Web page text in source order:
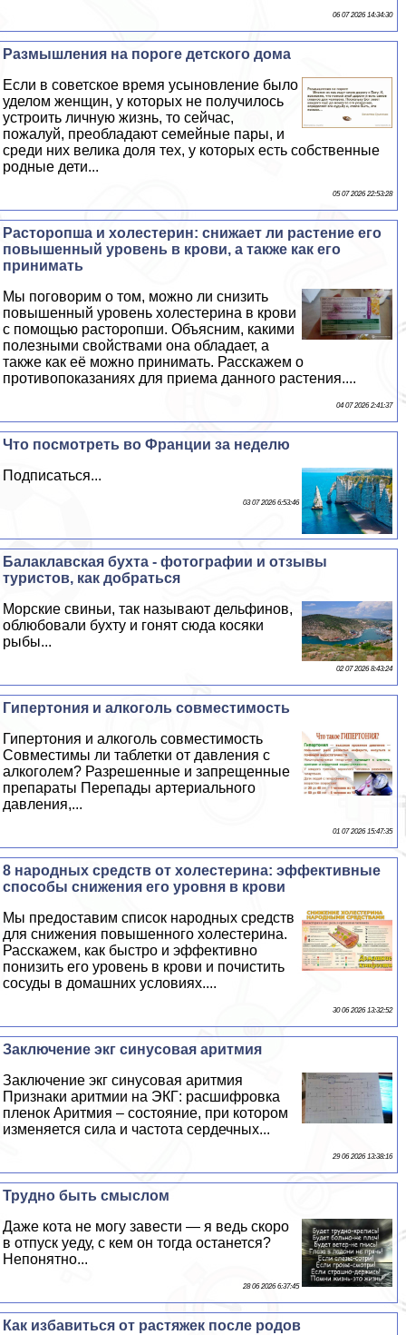
06 07 2026 14:34:30
Размышления на пороге детского дома
Если в советское время усыновление было
уделом женщин, у которых не получилось
устроить личную жизнь, то сейчас,
пожалуй, преобладают семейные пары, и
среди них велика доля тех, у которых есть собственные
родные дети...
05 07 2026 22:53:28
Расторопша и холестерин: снижает ли растение его
повышенный уровень в крови, а также как его
принимать
Мы поговорим о том, можно ли снизить
повышенный уровень холестерина в крови
с помощью расторопши. Объясним, какими
полезными свойствами она обладает, а
также как её можно принимать. Расскажем о
противопоказаниях для приема данного растения....
04 07 2026 2:41:37
Что посмотреть во Франции за неделю
Подписаться...
03 07 2026 6:53:46
Балаклавская бухта - фотографии и отзывы
туристов, как добраться
Морские свиньи, так называют дельфинов,
облюбовали бухту и гонят сюда косяки
рыбы...
02 07 2026 8:43:24
Гипертония и алкоголь совместимость
Гипертония и алкоголь совместимость
Совместимы ли таблетки от давления с
алкоголем? Разрешенные и запрещенные
препараты Перепады артериального
давления,...
01 07 2026 15:47:35
8 народных средств от холестерина: эффективные
способы снижения его уровня в крови
Мы предоставим список народных средств
для снижения повышенного холестерина.
Расскажем, как быстро и эффективно
понизить его уровень в крови и почистить
сосуды в домашних условиях....
30 06 2026 13:32:52
Заключение экг синусовая аритмия
Заключение экг синусовая аритмия
Признаки аритмии на ЭКГ: расшифровка
пленок Аритмия – состояние, при котором
изменяется сила и частота сердечных...
29 06 2026 13:38:16
Трудно быть смыслом
Даже кота не могу завести — я ведь скоро
в отпуск уеду, с кем он тогда останется?
Непонятно...
28 06 2026 6:37:45
Как избавиться от растяжек после родов